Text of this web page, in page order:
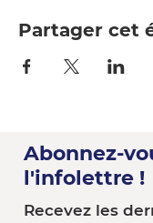
Partager cet
Abonnez-
l'infolettre !
Recevez les